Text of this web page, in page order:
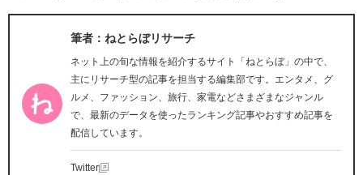
筆者：ねとらぼリサーチ
ネット上の旬な情報を紹介するサイト「ねとらぼ」の中で、
主にリサーチ型の記事を担当する編集部です。エンタメ、グ
ルメ、ファッション、旅行、家電などさまざまなジャンル
で、最新のデータを使ったランキング記事やおすすめ記事を
配信しています。
Twitter